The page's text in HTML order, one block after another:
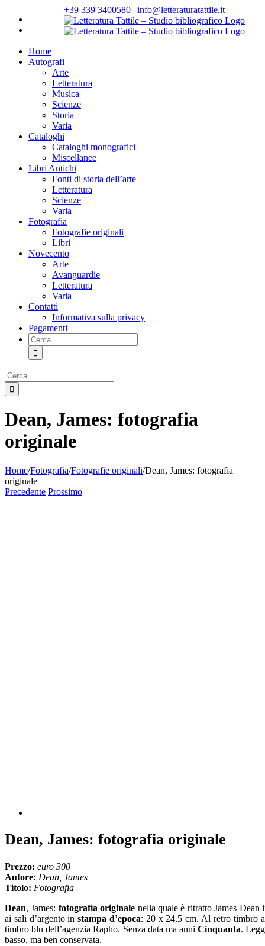
contenuto
+39 339 3400580 | info@letteraturatattile.it
Home
Autografi
Arte
Letteratura
Musica
Scienze
Storia
Varia
Cataloghi
Cataloghi monografici
Miscellanee
Libri Antichi
Fonti di storia dell’arte
Letteratura
Scienze
Varia
Fotografia
Fotografie originali
Libri
Novecento
Arte
Avanguardie
Letteratura
Varia
Contatti
Informativa sulla privacy
Pagamenti
Cerca
per:
Cerca
per:
Dean, James: fotografia
originale
Home/Fotografia/Fotografie originali/Dean, James: fotografia
originale
Precedente Prossimo
Dean, James: fotografia originale
Prezzo: euro 300
Autore: Dean, James
Titolo: Fotografia
Dean, James: fotografia originale nella quale è ritratto James Dean
ai sali d’argento instampa d’epoca: 20 x 24,5 cm. Al retro timbro
timbro blu dell’agenzia Rapho. Senza data ma anniCinquanta.
basso, ma ben conservata.